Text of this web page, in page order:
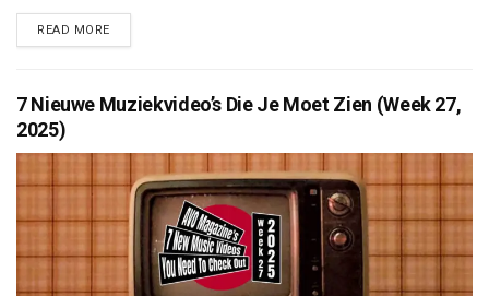
READ MOREDETAILS
7 Nieuwe Muziekvideo’s Die Je Moet Zien (Week 27,
2025)